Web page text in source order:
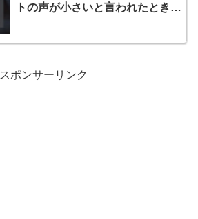
トの声が小さいと言われたときの
スポンサーリンク